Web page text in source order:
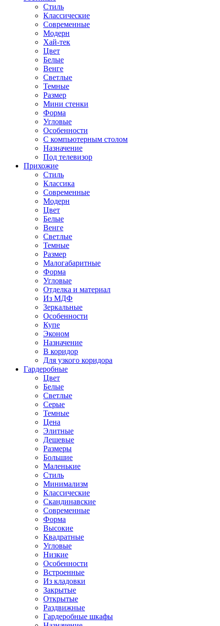
Стиль
Классические
Современные
Модерн
Хай-тек
Цвет
Белые
Венге
Светлые
Темные
Размер
Мини стенки
Форма
Угловые
Особенности
С компьютерным столом
Назначение
Под телевизор
Прихожие
Стиль
Классика
Современные
Модерн
Цвет
Белые
Венге
Светлые
Темные
Размер
Малогабаритные
Форма
Угловые
Отделка и материал
Из МДФ
Зеркальные
Особенности
Купе
Эконом
Назначение
В коридор
Для узкого коридора
Гардеробные
Цвет
Белые
Светлые
Серые
Темные
Цена
Элитные
Дешевые
Размеры
Большие
Маленькие
Стиль
Минимализм
Классические
Скандинавские
Современные
Форма
Высокие
Квадратные
Угловые
Низкие
Особенности
Встроенные
Из кладовки
Закрытые
Открытые
Раздвижные
Гардеробные шкафы